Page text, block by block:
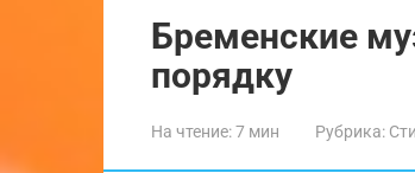
Бременские
порядку
На чтение:7 мин Рубрика: